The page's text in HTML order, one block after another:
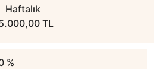
Haftalık
TL
%